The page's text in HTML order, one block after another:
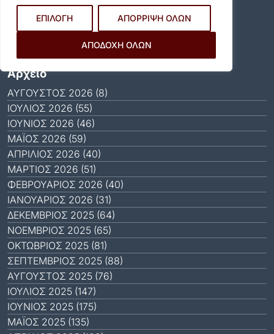
ΕΠΙΛΟΓΗ ΑΠΟΡΡΙΨΗ ΟΛΩΝ
ΑΠΟΔΟΧΗ ΟΛΩΝ
Αποδέχομαι τουςΌρους Χρήσης.
Social Media
Αρχείο
ΑΎΓΟΥΣΤΟΣ 2026 (8)
ΙΟΎΛΙΟΣ 2026 (55)
ΙΟΎΝΙΟΣ 2026 (46)
ΜΆΙΟΣ 2026 (59)
ΑΠΡΊΛΙΟΣ 2026 (40)
ΜΆΡΤΙΟΣ 2026 (51)
ΦΕΒΡΟΥΆΡΙΟΣ 2026 (40)
ΙΑΝΟΥΆΡΙΟΣ 2026 (31)
ΔΕΚΈΜΒΡΙΟΣ 2025 (64)
ΝΟΈΜΒΡΙΟΣ 2025 (65)
ΟΚΤΏΒΡΙΟΣ 2025 (81)
ΣΕΠΤΈΜΒΡΙΟΣ 2025 (88)
ΑΎΓΟΥΣΤΟΣ 2025 (76)
ΙΟΎΛΙΟΣ 2025 (147)
ΙΟΎΝΙΟΣ 2025 (175)
ΜΆΙΟΣ 2025 (135)